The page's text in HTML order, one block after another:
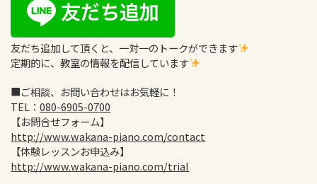
友だち追加して頂くと、一対一のトークができます
定期的に、教室の情報を配信しています
■ご相談、お問い合わせはお気軽に！
TEL：080-6905-0700
【お問合せフォーム】
http://www.wakana-piano.com/contact
【体験レッスンお申込み】
http://www.wakana-piano.com/trial